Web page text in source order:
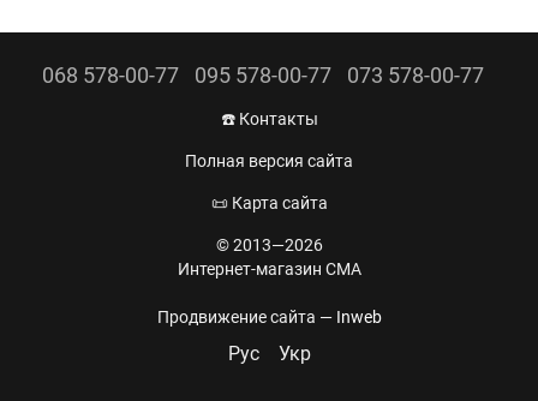
068 578-00-77 095 578-00-77 073 578-00-77
☎️ Контакты
Полная версия сайта
📜 Карта сайта
© 2013—2026
Интернет-магазин CMA
Продвижение сайта — Inweb
Рус Укр